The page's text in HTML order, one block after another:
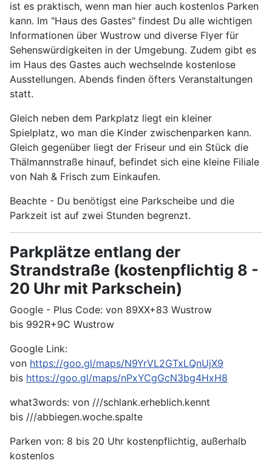
ist es praktisch, wenn man hier auch kostenlos Parken
kann. Im "Haus des Gastes" findest Du alle wichtigen
Informationen über Wustrow und diverse Flyer für
Sehenswürdigkeiten in der Umgebung. Zudem gibt es
im Haus des Gastes auch wechselnde kostenlose
Ausstellungen. Abends finden öfters Veranstaltungen
statt.
Gleich neben dem Parkplatz liegt ein kleiner
Spielplatz, wo man die Kinder zwischenparken kann.
Gleich gegenüber liegt der Friseur und ein Stück die
Thälmannstraße hinauf, befindet sich eine kleine Filiale
von Nah & Frisch zum Einkaufen.
Beachte - Du benötigst eine Parkscheibe und die
Parkzeit ist auf zwei Stunden begrenzt.
Parkplätze entlang der
Strandstraße (kostenpflichtig 8 -
20 Uhr mit Parkschein)
Google - Plus Code: von 89XX+83 Wustrow
bis 992R+9C Wustrow
Google Link:
von https://goo.gl/maps/N9YrVL2GTxLQnUjX9
bis https://goo.gl/maps/nPxYCgGcN3bg4HxH8
what3words: von ///schlank.erheblich.kennt
bis ///abbiegen.woche.spalte
Parken von: 8 bis 20 Uhr kostenpflichtig, außerhalb
kostenlos